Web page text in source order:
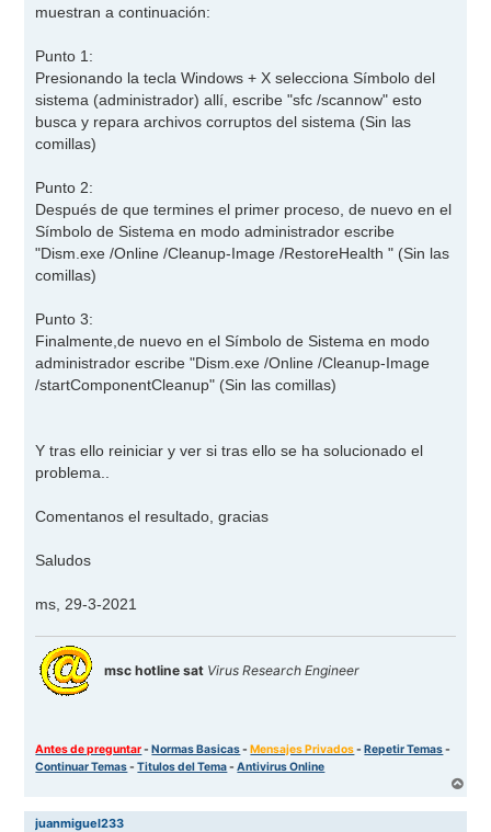
muestran a continuación:
Punto 1:
Presionando la tecla Windows + X selecciona Símbolo del
sistema (administrador) allí, escribe "sfc /scannow" esto
busca y repara archivos corruptos del sistema (Sin las
comillas)
Punto 2:
Después de que termines el primer proceso, de nuevo en el
Símbolo de Sistema en modo administrador escribe
"Dism.exe /Online /Cleanup-Image /RestoreHealth " (Sin las
comillas)
Punto 3:
Finalmente,de nuevo en el Símbolo de Sistema en modo
administrador escribe "Dism.exe /Online /Cleanup-Image
/startComponentCleanup" (Sin las comillas)
Y tras ello reiniciar y ver si tras ello se ha solucionado el
problema..
Comentanos el resultado, gracias
Saludos
ms, 29-3-2021
msc hotline sat Virus Research Engineer
Antes de preguntar-Normas Basicas-Mensajes Privados-Repetir Temas-
Continuar Temas-Titulos del Tema-Antivirus Online
r
juanmiguel233